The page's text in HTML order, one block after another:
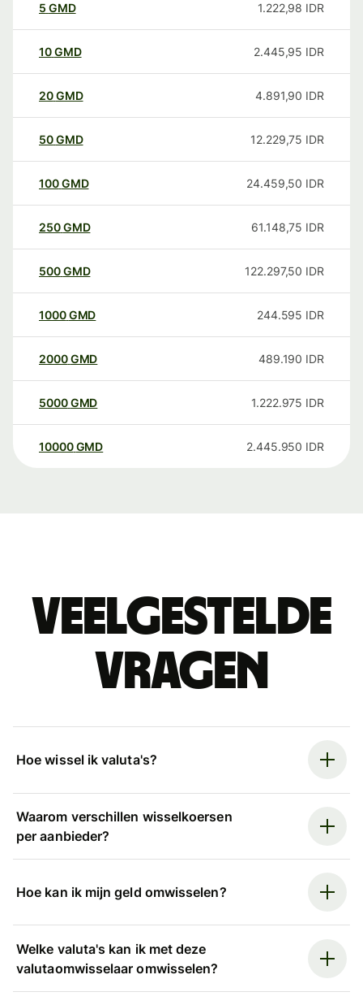
5 GMD 1.222,98 IDR
10GMD 2.445,95 IDR
20GMD 4.891,90 IDR
50GMD 12.229,75 IDR
100GMD 24.459,50 IDR
250GMD 61.148,75 IDR
500GMD 122.297,50 IDR
1000GMD 244.595 IDR
2000GMD 489.190 IDR
5000GMD 1.222.975 IDR
10000 GMD 2.445.950 IDR
Veelgestelde
vragen
Hoe wissel ik valuta's?
Waarom verschillen wisselkoersen
per aanbieder?
Hoe kan ik mijn geld omwisselen?
Welke valuta's kan ik met deze
valutaomwisselaar omwisselen?